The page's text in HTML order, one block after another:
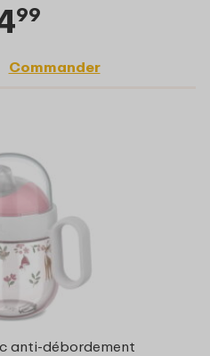
99
Commander
anti-débordement